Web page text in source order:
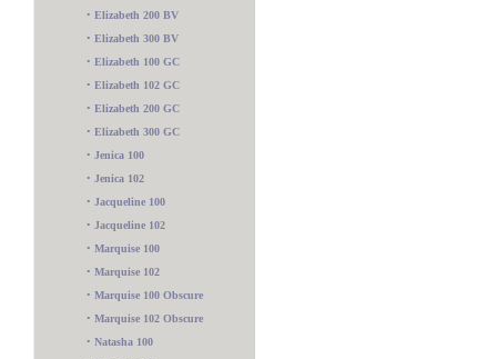
• Elizabeth 200 BV
• Elizabeth 300 BV
• Elizabeth 100 GC
• Elizabeth 102 GC
• Elizabeth 200 GC
• Elizabeth 300 GC
• Jenica 100
• Jenica 102
• Jacqueline 100
• Jacqueline 102
• Marquise 100
• Marquise 102
• Marquise 100 Obscure
• Marquise 102 Obscure
• Natasha 100